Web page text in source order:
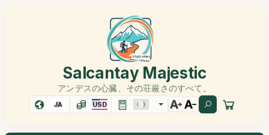
Salcantay Majestic
アンデスの心臓、その荘厳さのすべて。
JA USD